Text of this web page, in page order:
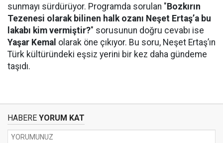
sunmayı sürdürüyor. Programda sorulan " Bozkırın
Tezenesi olarak bilinen halk ozanı Neşet Ertaş’a bu
lakabı kim vermiştir?" sorusunun doğru cevabı ise
Yaşar Kemal olarak öne çıkıyor. Bu soru, Neşet Ertaş’ın
Türk kültüründeki eşsiz yerini bir kez daha gündeme
taşıdı.
HABERE YORUM KAT